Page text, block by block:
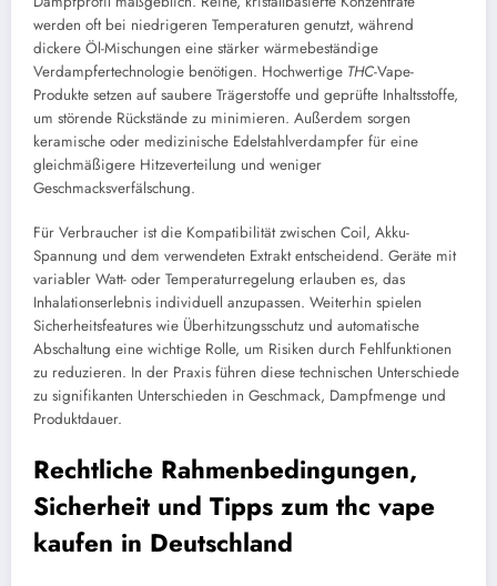
werden oft bei niedrigeren Temperaturen genutzt, während
dickere Öl-Mischungen eine stärker wärmebeständige
Verdampfertechnologie benötigen. Hochwertige THC-Vape-
Produkte setzen auf saubere Trägerstoffe und geprüfte Inhaltsstoffe,
um störende Rückstände zu minimieren. Außerdem sorgen
keramische oder medizinische Edelstahlverdampfer für eine
gleichmäßigere Hitzeverteilung und weniger
Geschmacksverfälschung.
Für Verbraucher ist die Kompatibilität zwischen Coil, Akku-
Spannung und dem verwendeten Extrakt entscheidend. Geräte mit
variabler Watt- oder Temperaturregelung erlauben es, das
Inhalationserlebnis individuell anzupassen. Weiterhin spielen
Sicherheitsfeatures wie Überhitzungsschutz und automatische
Abschaltung eine wichtige Rolle, um Risiken durch Fehlfunktionen
zu reduzieren. In der Praxis führen diese technischen Unterschiede
zu signifikanten Unterschieden in Geschmack, Dampfmenge und
Produktdauer.
Rechtliche Rahmenbedingungen,
Sicherheit und Tipps zum thc vape
kaufen in Deutschland